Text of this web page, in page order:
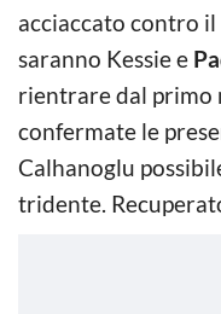
acciaccato contro il
saranno Kessie e
rientrare dal primo
confermate le
Calhanoglu
tridente.